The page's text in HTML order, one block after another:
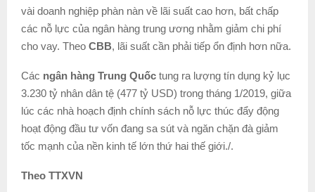
vài doanh nghiệp phàn nàn về lãi suất cao hơn, bất chấp
các nỗ lực của ngân hàng trung ương nhằm giảm chi phí
cho vay. Theo CBB, lãi suất cần phải tiếp ổn định hơn nữa.
Các ngân hàng Trung Quốc tung ra lượng tín dụng kỷ lục
3.230 tỷ nhân dân tệ (477 tỷ USD) trong tháng 1/2019, giữa
lúc các nhà hoạch định chính sách nỗ lực thúc đẩy động
hoạt động đầu tư vốn đang sa sút và ngăn chặn đà giảm
tốc mạnh của nền kinh tế lớn thứ hai thế giới./.
Theo TTXVN